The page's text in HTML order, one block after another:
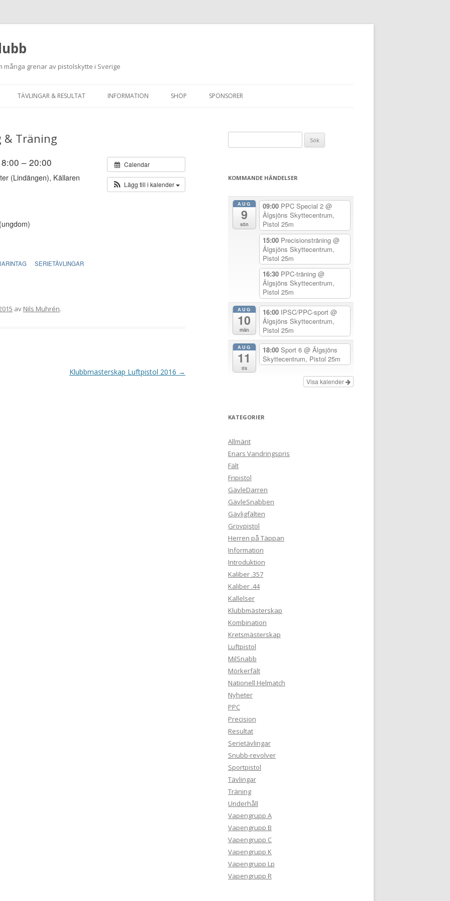
många grenar av pistolskytte i Sverige
till
TÄVLINGAR & RESULTAT
SKJUTPROGRAM 2026
INFORMATION
RUTINER FÖR SKJUTLEDARE
FÄLTSKYTTE
SHOP SPONSORER
& Träning
Calendar
Lägg till i kalender
– 20:00
(Lindängen), Källaren
SERIETÄVLINGAR
av Nils Muhrén.
Klubbmästerskap Luftpistol 2016 →
efter:
KOMMANDE HÄNDELSER
AUG
9
sön
09:00 PPC Special 2 @
Älgsjöns Skyttecentrum,
Pistol 25m
15:00 Precisionsträning @
Älgsjöns Skyttecentrum,
Pistol 25m
16:30 PPC-träning @
Älgsjöns Skyttecentrum,
Pistol 25m
AUG
10
mån
16:00 IPSC/PPC-sport @
Älgsjöns Skyttecentrum,
Pistol 25m
AUG
11
tis
18:00 Sport 6 @ Älgsjöns
Skyttecentrum, Pistol 25m
Visa kalender
KATEGORIER
Allmänt
Enars Vandringspris
Fält
Fripistol
GävleDarren
GävleSnabben
Gävligfälten
Grovpistol
Herren på Täppan
Information
Introduktion
Kaliber .357
Kaliber .44
Kallelser
Klubbmästerskap
Kombination
Kretsmästerskap
Luftpistol
MilSnabb
Mörkerfält
Nationell Helmatch
Nyheter
PPC
Precision
Resultat
Serietävlingar
Snubb-revolver
Sportpistol
Tävlingar
Träning
Underhåll
Vapengrupp A
Vapengrupp B
Vapengrupp C
Vapengrupp K
Vapengrupp Lp
Vapengrupp R